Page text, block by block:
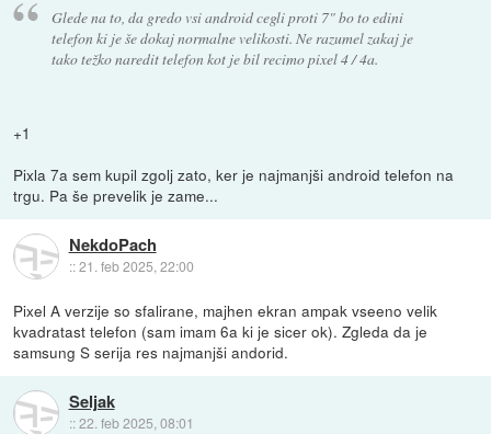
Glede na to, da gredo vsi android cegli proti 7" bo to edini
telefon ki je še dokaj normalne velikosti. Ne razumel zakaj je
tako težko naredit telefon kot je bil recimo pixel 4 / 4a.
+1
Pixla 7a sem kupil zgolj zato, ker je najmanjši android telefon na
trgu. Pa še prevelik je zame...
NekdoPach
::21. feb 2025, 22:00
Pixel A verzije so sfalirane, majhen ekran ampak vseeno velik
kvadratast telefon (sam imam 6a ki je sicer ok). Zgleda da je
samsung S serija res najmanjši andorid.
Seljak
::22. feb 2025, 08:01